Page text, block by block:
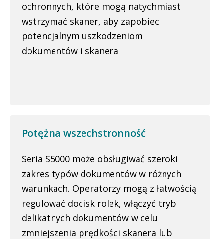
ochronnych, które mogą natychmiast
wstrzymać skaner, aby zapobiec
potencjalnym uszkodzeniom
dokumentów i skanera
Potężna wszechstronność
Seria S5000 może obsługiwać szeroki
zakres typów dokumentów w różnych
warunkach. Operatorzy mogą z łatwością
regulować docisk rolek, włączyć tryb
delikatnych dokumentów w celu
zmniejszenia prędkości skanera lub